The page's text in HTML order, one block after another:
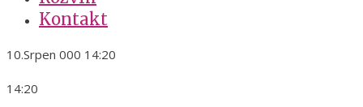
Kontakt
10.Srpen 000 14:20
14:20